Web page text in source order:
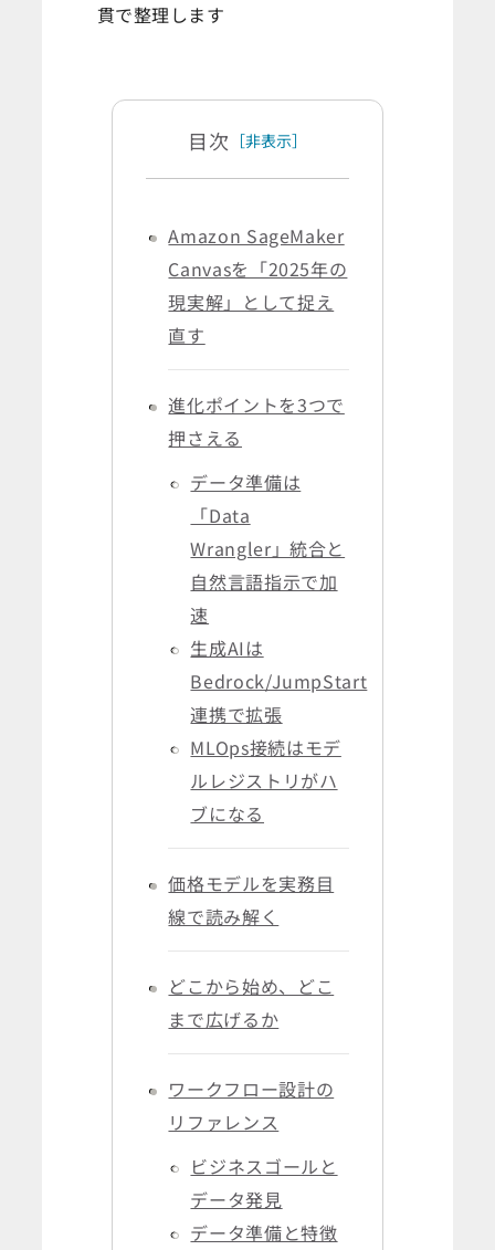
貫で整理します
目次 ［非表示］
Amazon SageMaker
Canvasを「2025年の
現実解」として捉え
直す
進化ポイントを3つで
押さえる
データ準備は
「Data
Wrangler」統合と
自然言語指示で加
速
生成AIは
Bedrock/JumpStart
連携で拡張
MLOps接続はモデ
ルレジストリがハ
ブになる
価格モデルを実務目
線で読み解く
どこから始め、どこ
まで広げるか
ワークフロー設計の
リファレンス
ビジネスゴールと
データ発見
データ準備と特徴